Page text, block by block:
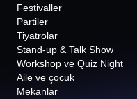
Festivaller
Partiler
Tiyatrolar
Stand-up & Talk Show
Workshop ve Quiz Night
Aile ve çocuk
Mekanlar